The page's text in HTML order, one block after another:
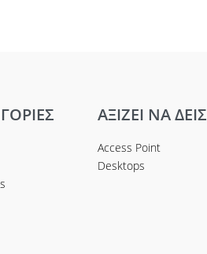
ΑΞΙΖΕΙ ΝΑ ΔΕΙΣ
Access Point
Desktops